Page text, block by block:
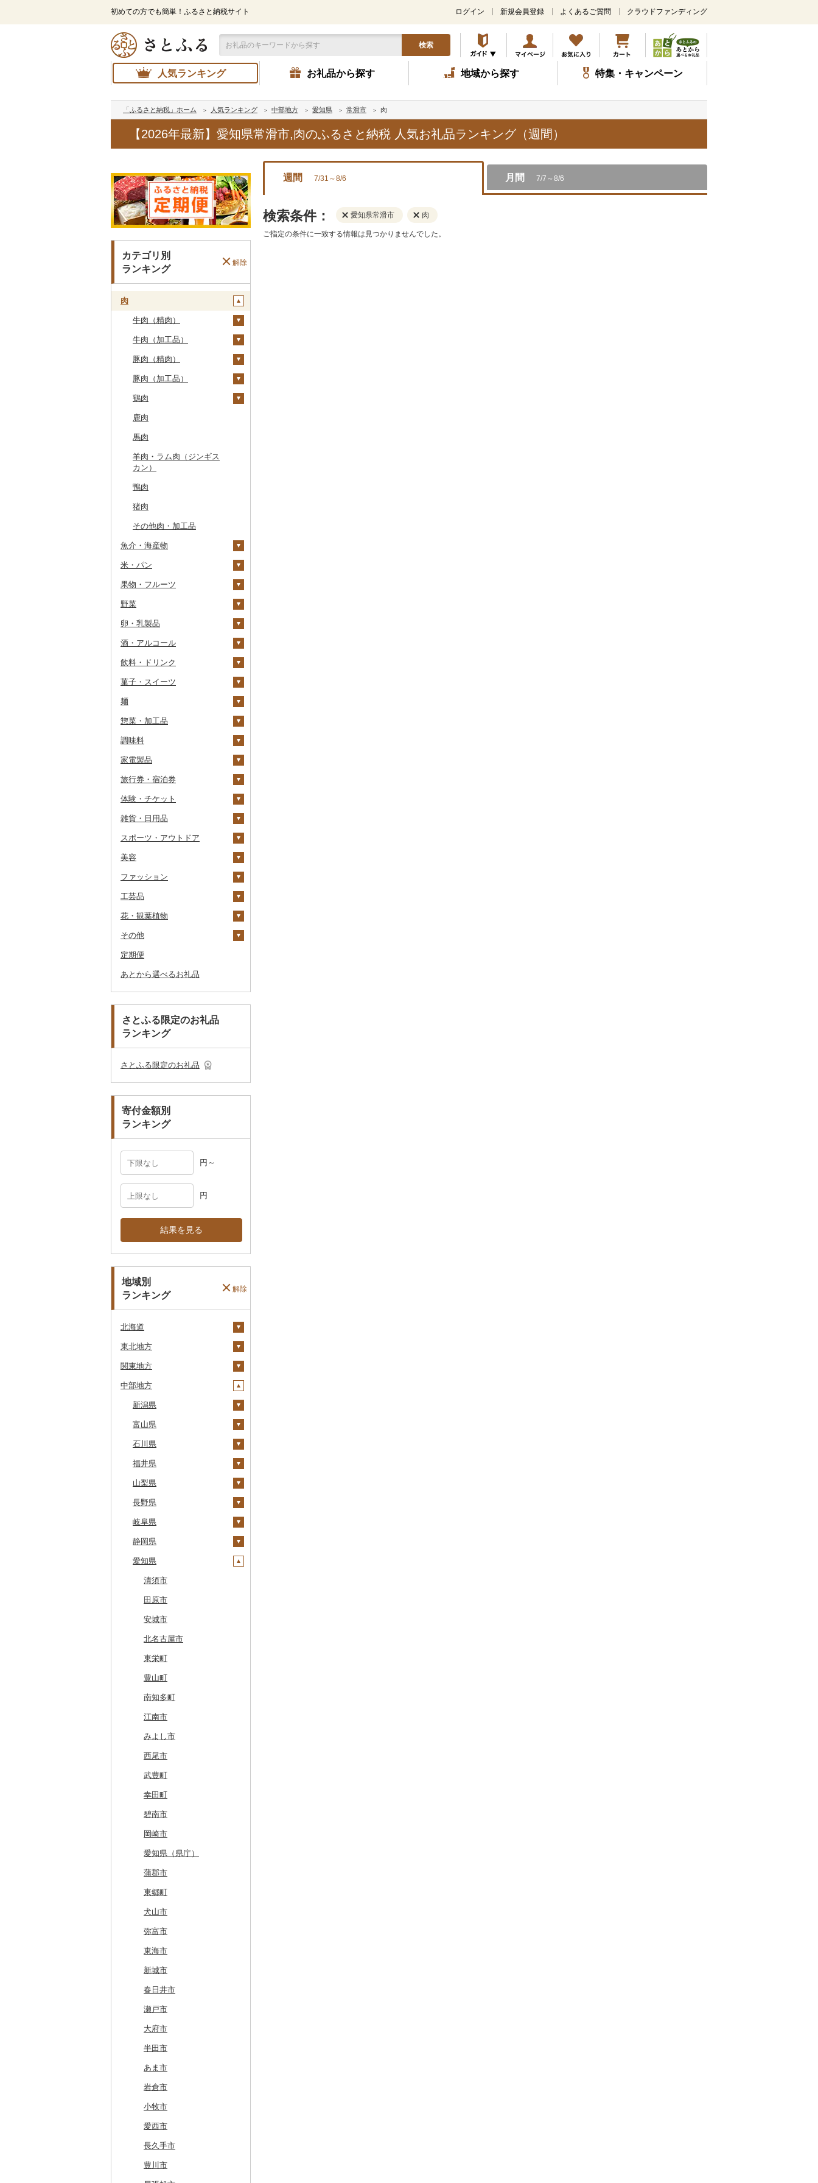
初めての方でも簡単！ふるさと納税サイト
メ
ン
コ
ン
テ
ツ
ッ
プ
ログイン 新規会員登録 よくあるご質問 クラウドファンディング
検索
人気ランキング お礼品から探す 地域から探す 特集・キャンペーン
「ふるさと納税」ホーム 人気ランキング 中部地方 愛知県 常滑市 肉
【2026年最新】愛知県常滑市,肉のふるさと納税 人気お礼品ランキング（週間）
カテゴリ別
ランキング
解除
肉
牛肉（精肉）
ステーキ
すき焼き
しゃぶしゃぶ
焼肉
牛タン
和牛
黒毛和牛
牛肉（加工品）
ハンバーグ
もつ鍋
ローストビーフ
ビーフジャーキー
その他牛肉（加工品）
豚肉（精肉）
ステーキ
すき焼き
しゃぶしゃぶ
焼肉
アグー豚
豚肉（加工品）
ハンバーグ
もつ鍋
ハム
ソーセージ・ウインナ
ー
ベーコン・サラミ
その他豚肉（加工品）
鶏肉
鶏肉（精肉）
ハム・ソーセージ
唐揚げ
鹿肉
馬肉
羊肉・ラム肉（ジンギス
カン）
鴨肉
猪肉
その他肉・加工品
魚介・海産物
カニ
ズワイガニ
毛ガニ
かにしゃぶ
その他カニ
エビ
ボタンエビ
伊勢海老
その他エビ
いくら
うに
明太子・たらこ
明太子
たらこ
その他魚卵
数の子
キャビア
その他魚卵
貝
鮑（アワビ）
牡蠣（カキ）
あさり
しじみ
サザエ
はまぐり
その他貝
鮮魚
鮭・サーモン
マグロ
イワシ
カツオ
金目鯛
クエ
サバ
鯛
のどぐろ
ブリ
ほっけ
その他鮮魚
イカ・タコ
イカ
タコ
海苔・海藻
海苔
わかめ
ひじき
その他海苔・海藻
干物
ししゃも
その他干物
その他魚介・加工品
しらす・ちりめん
かまぼこ・練り製品
米・パン
米
無洗米
玄米
金芽米
ゆめぴりか
コシヒカリ
はえぬき
さがびより
あきたこまち
ひとめぼれ
ミルキークィーン
ななつぼし
雑穀
餅
その他穀物加工品
パン
果物・フルーツ
ぶどう・マスカット
巨峰
ナガノパープル
ピオーネ
デラウェア
その他ぶどう・マスカ
いちご
りんご
もも
メロン
梨
和梨
洋梨・ラフランス
マンゴー
みかん・柑橘
みかん
レモン
不知火・デコポン
せとか
まどんな
その他柑橘
すいか
キウイ
柿（カキ）
ドライフルーツ
干し芋
その他果物
びわ
パイナップル
栗
野菜
いも
じゃがいも
さつまいも
その他いも
トマト
フルーツトマト
ミニトマト
玉ねぎ
ねぎ
根菜
人参
大根
自然薯
レンコン
にんにく・生姜
その他根菜
アスパラガス
豆
きのこ
しいたけ
松茸
その他きのこ
その他野菜
山菜
かぼちゃ
レタス
卵・乳製品
卵
チーズ
ヨーグルト
バター
その他乳製品
酒・アルコール
ビール・発泡酒
ビール
地ビール・クラフトビ
日本酒
純米吟醸
大吟醸
吟醸
その他日本酒
芋焼酎
麦焼酎
米焼酎
黒糖焼酎
その他焼酎
梅酒
泡盛
ワイン
白ワイン
赤ワイン
シャンパン・スパーク
ウイスキー
リキュール・洋酒
甘酒
ノンアルコール
その他酒
飲料・ドリンク
水・ミネラルウォーター
飲料
コーヒー豆
粉
ドリップ
茶
飲料
茶葉・ティーバッグ
静岡茶
足柄茶
知覧茶
八女茶
果汁飲料
りんごジュース
みかんジュース（オレ
紅茶
飲料
茶葉・ティーバッグ
その他飲料・ジュース
野菜ジュース
炭酸飲料
豆乳
菓子・スイーツ
クッキー
焼き菓子
プリン
ゼリー
チョコレート
カステラ
アイス・ジェラート
その他洋菓子
煎餅・おかき
羊羹
饅頭
大福
その他和菓子
麺
ラーメン
うどん
そば
パスタ
ひやむぎ
そうめん
その他麺
惣菜・加工品
惣菜
餃子
シュウマイ
コロッケ
その他惣菜
カレー・シチュー
カレー
シチュー
鍋
肉
魚
その他鍋
ピザ
レトルト
スープ
豆腐・納豆
豆腐
漬物
キムチ
その他漬物
缶詰・瓶詰
肉
魚
ジャム
その他缶詰・瓶詰
乾物
燻製（スモーク）
おせち
その他加工品
調味料
砂糖
塩
醤油
味噌
酢
だし
食用油
オリーブオイル
ごま油
はちみつ
ドレッシング
その他調味料
ケチャップ
こしょう
その他調味料
家電製品
季節・空調家電
キッチン家電
照明器具
パソコン・周辺機器
TV・オーディオ・カメラ
美容・健康家電
カー用品
時計
その他家電
旅行券・宿泊券
旅行券
JTBふるさと旅行クー
その他旅行券
宿泊券
体験・チケット
PayPay商品券
食事券
温泉・サウナ・スパ利用
券
GDOふるさとゴルフ
プレークーポン
その他のゴルフプレー
花火大会チケット
カタログギフト
雑貨・日用品
家具・インテリア
机・テーブル
その他家具・インテリ
寝具
布団
毛布
タオルケット
タオル
その他タオル
文房具・印鑑
ボールペン
ノート・ファイル
その他文房具
食器
グラス・カップ
箸
スプーン・フォーク・
ナイフ
皿・椀
その他食器
キッチン用品
フライパン
鍋
まな板
土鍋
日用品
洗剤
トイレットペーパー
ティッシュ
その他日用品
楽器・器材
本・CD・DVD
おもちゃ・ぬいぐるみ
ご当地キャラクター
ペット用品
その他雑貨
スポーツ・アウトドア
ゴルフ
ゴルフボール
ゴルフウェア
その他ゴルフ
釣り
サイクリング
アウトドア・キャンプ
その他スポーツ
その他スポーツ
美容
スキンケア
洗顔
その他スキンケア
シャンプー・リンス
石鹸・ボディーソープ
入浴剤
アロマ
プロテイン
その他美容
ファッション
鞄・バッグ
トートバッグ・ショル
ツケース
その他鞄・バッグ
洋服
女性・レディース
子供・ベビー
その他洋服
和服
靴・履物
靴・シューズ
スリッパ・下駄・草履
その他靴・履物
アクセサリー
ペンダント・ネックレ
ス
ピアス・イヤリング
その他アクセサリー
その他服飾小物
ショール・ストール
マフラー・手袋
工芸品
織物
本場奄美大島紬
陶器・漆器
唐津焼
備前焼
美濃焼
村上木彫堆朱
その他装飾品・工芸品
数珠
工芸品
播州そろばん
美濃和紙
花・観葉植物
観葉植物・苗木
花
胡蝶蘭
造花・プリザーブドフ
ラワー
その他花
盆栽・その他
その他
地域サービス
その他
定期便
あとから選べるお礼品
さとふる限定のお礼品
ランキング
さとふる限定のお礼品
寄付金額別
ランキング
円～
円
結果を見る
地域別
ランキング
解除
北海道
安平町
八雲町
鹿部町
江差町
白老町
せたな町
旭川市
森町
稚内市
標津町
清里町
北斗市
留萌市
白糠町
釧路町
名寄市
美唄市
厚岸町
南富良野町
上富良野町
和寒町
紋別市
乙部町
根室市
三笠市
東川町
厚真町
奥尻町
網走市
浦河町
広尾町
中札内村
滝川市
比布町
鶴居村
釧路市
苫前町
当別町
占冠村
上士幌町
平取町
七飯町
北見市
東北地方
青森県
十和田市
大鰐町
南部町
五戸町
藤崎町
六ヶ所村
東北町
三戸町
東通村
黒石市
おいらせ町
鶴田町
階上町
深浦町
青森市
田子町
新郷村
横浜町
野辺地町
佐井村
六戸町
五所川原市
平川市
蓬田村
中泊町
外ヶ浜町
つがる市
弘前市
鰺ヶ沢町
むつ市
田舎館村
青森県（県庁）
三沢市
西目屋村
岩手県
宮古市
軽米町
岩手町
矢巾町
釜石市
野田村
普代村
一戸町
陸前高田市
紫波町
滝沢市
住田町
葛巻町
花巻市
岩泉町
田野畑村
盛岡市
遠野市
奥州市
雫石町
岩手県（県庁）
一関市
久慈市
西和賀町
北上市
平泉町
洋野町
大船渡市
山田町
大槌町
宮城県
柴田町
色麻町
丸森町
大衡村
加美町
利府町
白石市
登米市
山元町
名取市
川崎町
村田町
栗原市
富谷市
岩沼市
七ヶ宿町
大崎市
塩竈市
石巻市
多賀城市
宮城県（県庁）
亘理町
蔵王町
女川町
気仙沼市
美里町
松島町
大和町
大郷町
南三陸町
仙台市
大河原町
角田市
涌谷町
東松島市
秋田県
大潟村
横手市
能代市
小坂町
仙北市
井川町
潟上市
三種町
藤里町
湯沢市
大館市
由利本荘市
にかほ市
羽後町
秋田県（県庁）
秋田市
男鹿市
美郷町
東成瀬村
五城目町
北秋田市
八峰町
鹿角市
大仙市
八郎潟町
山形県
村山市
尾花沢市
上山市
河北町
酒田市
新庄市
長井市
小国町
南陽市
中山町
庄内町
大石田町
川西町
鶴岡市
山形県（県庁）
金山町
東根市
飯豊町
鮭川村
大蔵村
山辺町
戸沢村
舟形町
最上町
真室川町
寒河江市
西川町
高畠町
山形市
三川町
大江町
米沢市
福島県
天栄村
広野町
鏡石町
須賀川市
小野町
棚倉町
古殿町
昭和村
下郷町
西郷村
二本松市
猪苗代町
川俣町
郡山市
西会津町
玉川村
いわき市
南会津町
田村市
磐梯町
三春町
本宮市
柳津町
鮫川村
福島市
新地町
葛尾村
三島町
桑折町
矢吹町
国見町
檜枝岐村
喜多方市
南相馬市
会津若松市
大熊町
関東地方
茨城県
土浦市
取手市
つくば市
稲敷市
潮来市
五霞町
北茨城市
境町
かすみがうら市
牛久市
常陸太田市
つくばみらい市
下妻市
茨城町
神栖市
常総市
東海村
美浦村
大洗町
河内町
ひたちなか市
龍ケ崎市
守谷市
常陸大宮市
笠間市
行方市
結城市
城里町
水戸市
鉾田市
桜川市
石岡市
茨城県（県庁）
坂東市
小美玉市
日立市
大子町
鹿嶋市
阿見町
那珂市
栃木県
那須塩原市
市貝町
塩谷町
上三川町
佐野市
真岡市
高根沢町
大田原市
栃木市
日光市
小山市
宇都宮市
栃木県（県庁）
那珂川町
茂木町
那須烏山市
矢板市
さくら市
足利市
那須町
鹿沼市
下野市
益子町
芳賀町
野木町
群馬県
榛東村
下仁田町
玉村町
安中市
川場村
昭和村
甘楽町
明和町
沼田市
桐生市
吉岡町
太田市
高山村
みどり市
千代田町
みなかみ町
片品村
富岡市
館林市
伊勢崎市
東吾妻町
前橋市
藤岡市
邑楽町
板倉町
嬬恋村
草津町
高崎市
群馬県（県庁）
大泉町
長野原町
中之条町
埼玉県
春日部市
蕨市
戸田市
毛呂山町
久喜市
ふじみ野市
川島町
上里町
川口市
飯能市
長瀞町
羽生市
小鹿野町
坂戸市
鳩山町
埼玉県（県庁）
神川町
東秩父村
横瀬町
三芳町
幸手市
日高市
蓮田市
川越市
宮代町
吉見町
東松山市
入間市
志木市
北本市
桶川市
加須市
三郷市
八潮市
越生町
さいたま市
鴻巣市
千葉県
勝浦市
袖ケ浦市
我孫子市
長柄町
芝山町
八千代市
横芝光町
多古町
白子町
栄町
香取市
習志野市
銚子市
君津市
旭市
南房総市
八街市
東金市
九十九里町
いすみ市
東庄町
館山市
大網白里市
一宮町
佐倉市
木更津市
茂原市
野田市
山武市
鴨川市
印西市
神崎町
船橋市
千葉市
白井市
成田市
東京都
八王子市
日野市
昭島市
武蔵村山市
葛飾区
小金井市
墨田区
東久留米市
利島村
瑞穂町
大島町
府中市
国分寺市
東村山市
中央区
あきる野市
中野区
荒川区
北区
多摩市
稲城市
世田谷区
日の出町
板橋区
渋谷区
千代田区
新宿区
江東区
青梅市
国立市
品川区
福生市
小平市
文京区
大田区
神奈川県
南足柄市
松田町
大井町
中井町
愛川町
山北町
真鶴町
清川村
開成町
藤沢市
神奈川県（県庁）
鎌倉市
大和市
伊勢原市
小田原市
湯河原町
秦野市
綾瀬市
横須賀市
三浦市
大磯町
箱根町
横浜市
茅ヶ崎市
川崎市
厚木市
海老名市
相模原市
座間市
二宮町
中部地方
新潟県
十日町市
弥彦村
阿賀町
出雲崎町
魚沼市
佐渡市
燕市
南魚沼市
関川村
新発田市
加茂市
小千谷市
田上町
五泉市
三条市
見附市
糸魚川市
胎内市
上越市
阿賀野市
津南町
新潟県（県庁）
柏崎市
村上市
妙高市
聖籠町
刈羽村
湯沢町
新潟市
富山県
射水市
氷見市
朝日町
高岡市
魚津市
砺波市
入善町
黒部市
立山町
富山県（県庁）
小矢部市
滑川市
富山市
南砺市
石川県
羽咋市
七尾市
白山市
穴水町
輪島市
中能登町
石川県（県庁）
野々市市
能登町
能美市
津幡町
宝達志水町
金沢市
内灘町
かほく市
小松市
志賀町
加賀市
福井県
美浜町
小浜市
越前町
若狭町
鯖江市
高浜町
勝山市
福井県（県庁）
越前市
坂井市
あわら市
福井市
大野市
敦賀市
おおい町
永平寺町
山梨県
富士吉田市
甲斐市
山梨市
富士川町
大月市
富士河口湖町
韮崎市
南アルプス市
市川三郷町
都留市
山梨県（県庁）
道志村
忍野村
笛吹市
中央市
北杜市
鳴沢村
西桂町
身延町
早川町
南部町
昭和町
甲府市
甲州市
丹波山村
長野県
高森町
御代田町
飯田市
青木村
南箕輪村
長野県（県庁）
上松町
高山村
南木曽町
朝日村
長野市
根羽村
池田町
須坂市
川上村
信濃町
南牧村
伊那市
立科町
東御市
中野市
豊丘村
売木村
小諸市
木曽町
箕輪町
駒ヶ根市
王滝村
千曲市
辰野町
茅野市
喬木村
阿智村
小川村
岐阜県
養老町
八百津町
池田町
関市
瑞穂市
飛騨市
岐南町
大野町
山県市
羽島市
本巣市
川辺町
大垣市
輪之内町
神戸町
瑞浪市
中津川市
高山市
郡上市
白川村
御嵩町
海津市
関ケ原町
七宗町
笠松町
東白川村
土岐市
岐阜県（県庁）
下呂市
多治見市
垂井町
恵那市
白川町
静岡県
下田市
静岡市
吉田町
函南町
藤枝市
御殿場市
浜松市
伊東市
島田市
沼津市
伊豆市
裾野市
焼津市
富士宮市
河津町
袋井市
熱海市
掛川市
伊豆の国市
小山町
森町
川根本町
富士市
御前崎市
東伊豆町
西伊豆町
清水町
南伊豆町
松崎町
湖西市
磐田市
三島市
愛知県
清須市
田原市
安城市
北名古屋市
東栄町
豊山町
南知多町
江南市
みよし市
西尾市
武豊町
幸田町
碧南市
岡崎市
愛知県（県庁）
蒲郡市
東郷町
犬山市
弥富市
東海市
新城市
春日井市
瀬戸市
大府市
半田市
あま市
岩倉市
小牧市
愛西市
長久手市
豊川市
週間 7/31～8/6 月間 7/7～8/6
検索条件： 愛知県常滑市 肉
ご指定の条件に一致する情報は見つかりませんでした。